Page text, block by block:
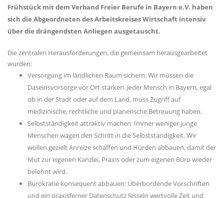
Frühstück mit dem Verband Freier Berufe in Bayern e.V. haben
sich die Abgeordneten des Arbeitskreises Wirtschaft intensiv
über die drängendsten Anliegen ausgetauscht.
Die zentralen Herausforderungen, die gemeinsam herausgearbeitet
wurden:
Versorgung im ländlichen Raum sichern: Wir müssen die
Daseinsvorsorge vor Ort stärken. Jeder Mensch in Bayern, egal
ob in der Stadt oder auf dem Land, muss Zugriff auf
medizinische, rechtliche und planerische Betreuung haben.
Selbstständigkeit attraktiv machen: Immer weniger junge
Menschen wagen den Schritt in die Selbstständigkeit. Wir
wollen gezielt Anreize schaffen und Hürden abbauen, damit der
Mut zur eigenen Kanzlei, Praxis oder zum eigenen Büro wieder
belohnt wird.
Bürokratie konsequent abbauen: Überbordende Vorschriften
und ein praxisferner Datenschutz fesseln wertvolle Zeit und